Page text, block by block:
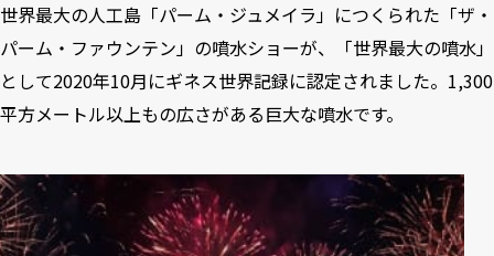
世界最大の人工島「パーム・ジュメイラ」につくられた「ザ・
パーム・ファウンテン」の噴水ショーが、「世界最大の噴水」
として2020年10月にギネス世界記録に認定されました。1,300
平方メートル以上もの広さがある巨大な噴水です。